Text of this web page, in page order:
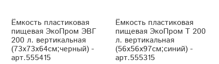
Ёмкость пластиковая
пищевая ЭкоПром ЭВГ
200 л. вертикальная
(73x73x64см;черный) -
арт.555415
Ёмкость пластиковая
пищевая ЭкоПром T 200
л. вертикальная
(56x56x97см;синий) -
арт.555315